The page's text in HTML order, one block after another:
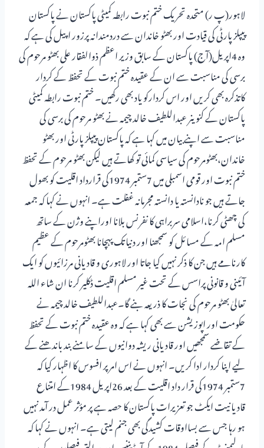
لاہور(پ ر) متحدہ تحریک ختم نبوت رابطہ کمیٹی پاکستان نے پاکستان
پیپلزپارٹی کی قیادت اور بھٹو خاندان سے دردمندانہ پرزور اپیل کی ہے کہ
وہ 4اپریل(آج) پاکستان کے سابق وزیر اعظم ذوالفقار علی بھٹو مرحوم کی
برسی کی مناسبت سے ان کے عقیدہ ختم نبوت کے تحفظ کے کردار
کاتذکرہ بھی کریں اور اس کردارکو یاد بھی رکھیں۔ ختم نبوت رابطہ کمیٹی
پاکستان کے کنوینر عبداللطیف خالد چیمہ نے بھٹو مرحوم کی برسی کی
مناسبت سے اپنے بیان میں کہا ہے کہ پاکستان پیپلزپارٹی اور بھٹو
خاندان،بھٹومرحوم کی سیاسی کمائی تو کھاتے ہیں لیکن بھٹو مرحوم کے تحفظ
ختم نبوت اور قومی اسمبلی میں 7ستمبر 1974کی قرارداد اقلیت کو بھول
جاتے ہیں جو نادانستہ یا دانستہ مجرمانہ غفلت ہے۔ انہوں نے کہا کہ جمعہ
کی چھٹی کرنا،اسلامی سربراہی کا نفرنس بلانا اوراپنے وژن کے ساتھ
مسلم امہ کے مسائل کو سمجھنا اور دنیاتک پہچانا بھٹومرحوم کے عظیم
کارنامے ہیں جن کا ذکر نہیں کیا جاتا اور لاہوری و قادیانی مرزائیوں کو ایک
آئینی و قانونی پراسس کے تحت غیر مسلم اقلیت ڈکلیر کرنا ان شاء اللہ
تعالیٰ بھٹو مرحوم کی نجات کا ذریعہ بنے گا۔عبداللطیف خالد چیمہ نے
حکومت اور اپوزیشن سے بھی کہا ہے کہ وہ عقیدہ ختم نبوت کے تحفظ
کے تقاضے سمجھیں اور قادیانی ریشہ دوانیوں کے سامنے بند باندھنے کے
لیے اپنا کردار ادا کریں۔ انہوں نے اس امر پر افسوس کا اظہار کیا کہ
7ستمبر 1974کی قرار داد اقلیت کے بعد 26اپریل 1984کے امتناع
قادیانیت ایکٹ جو تعزیرات پاکستان کا حصہ ہے پر مؤثر عمل در آمد نہیں
ہو رہا جس سے بسااوقات کشیدگی بھی جنم لیتی ہے۔ انہوں نے کہا کہ